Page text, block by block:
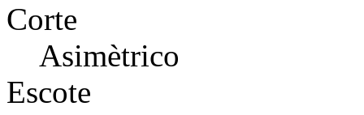
Corte
Asimètrico
Escote